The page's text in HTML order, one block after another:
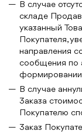
В случае
складе
указанный
Покупателя,
направления
сообщения по
формировании
В случае
Заказа
Покупателю
Заказ